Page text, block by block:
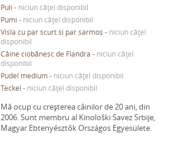
Puli - niciun cățel disponibil
Pumi - niciun cățel disponibil
Visla cu par scurt si par sarmos - niciun cățel
disponibil
Câine ciobănesc de Flandra - niciun cățel
disponibil
Pudel medium- niciun cățel disponibil
Teckel - niciun cățel disponibil
Mă ocup cu creșterea câinilor de 20 ani, din
2006.Sunt membru al Kinološki Savez Srbije,
Magyar Ebtenyésztők Országos Egyesülete.